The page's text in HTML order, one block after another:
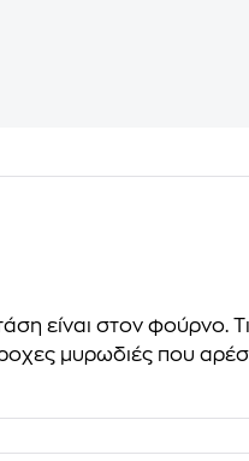
είναι στον φούρνο.
μυρωδιές που